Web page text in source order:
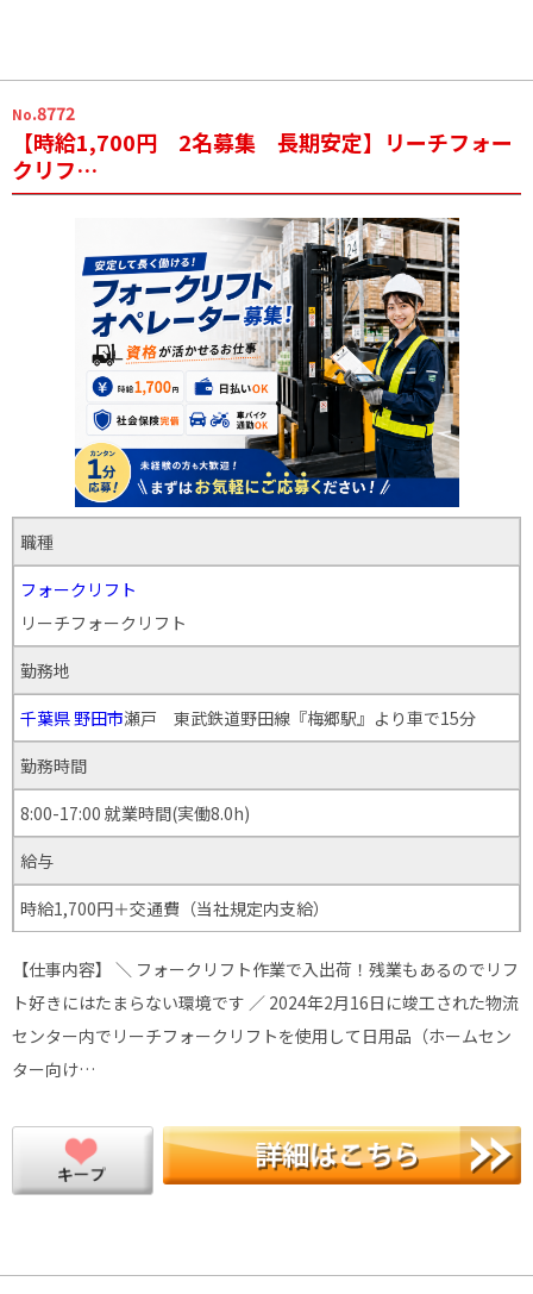
No.8772
【時給1,700円 2名募集 長期安定】リーチフォー
クリフ…
職種
フォークリフト
リーチフォークリフト
勤務地
千葉県 野田市瀬戸 東武鉄道野田線『梅郷駅』より車で15分
勤務時間
8:00-17:00 就業時間(実働8.0h)
給与
時給1,700円＋交通費（当社規定内支給）
【仕事内容】 ＼ フォークリフト作業で入出荷！残業もあるのでリフ
ト好きにはたまらない環境です ／ 2024年2月16日に竣工された物流
センター内でリーチフォークリフトを使用して日用品（ホームセン
ター向け…